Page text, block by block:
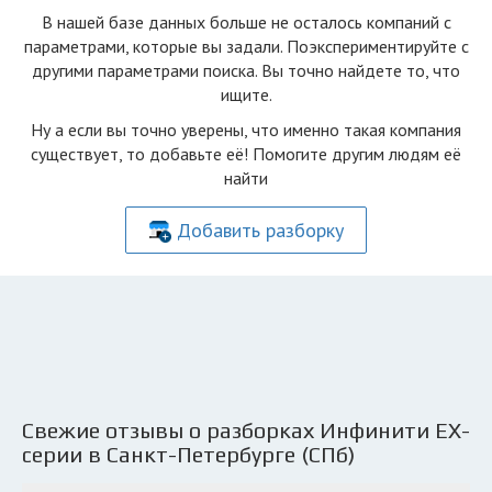
В нашей базе данных больше не осталоcь компаний с
параметрами, которые вы задали. Поэкспериментируйте с
другими параметрами поиска. Вы точно найдете то, что
ищите.
Ну а если вы точно уверены, что именно такая компания
существует, то добавьте её! Помогите другим людям её
найти
Добавить разборку
Свежие отзывы о разборках Инфинити ЕХ-
серии в Санкт-Петербурге (СПб)